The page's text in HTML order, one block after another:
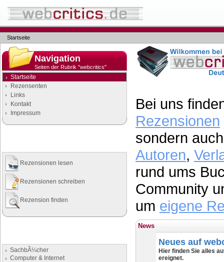
Startseite
Navigation
Seiten der Rubrik "webcritics"
Startseite
Rezensenten
Links
Kontakt
Impressum
Rezensionen lesen
Rezensionen schreiben
Rezension finden
SachbÃ¼cher
Computer & Internet
Bei uns
Rezensionen
sondern
Autoren,
rund ums
Community
um eigene
News
Neues auf
Hier finden Sie alles
ereignet.